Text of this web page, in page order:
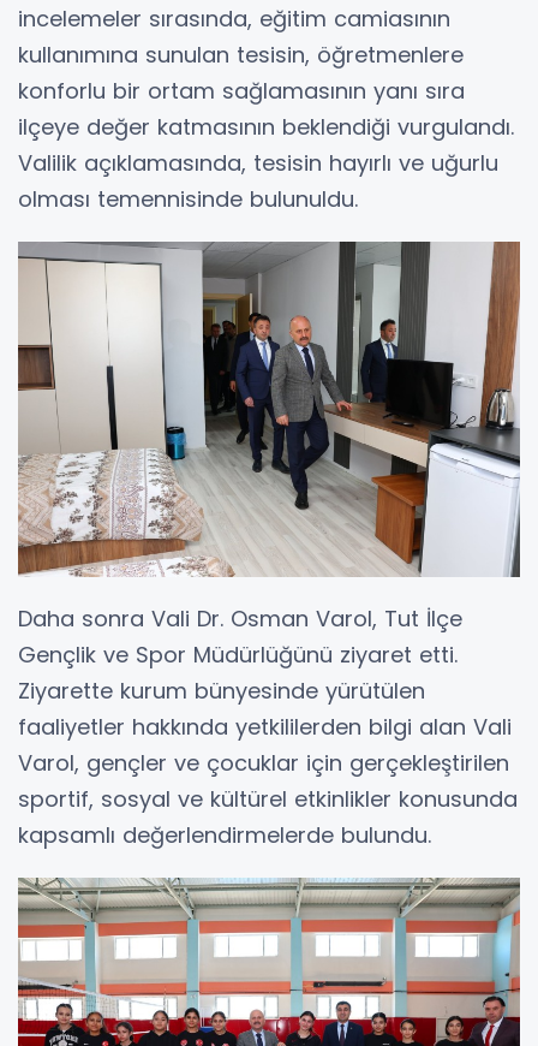
incelemeler sırasında, eğitim camiasının
kullanımına sunulan tesisin, öğretmenlere
konforlu bir ortam sağlamasının yanı sıra
ilçeye değer katmasının beklendiği vurgulandı.
Valilik açıklamasında, tesisin hayırlı ve uğurlu
olması temennisinde bulunuldu.
Daha sonra Vali Dr. Osman Varol, Tut İlçe
Gençlik ve Spor Müdürlüğünü ziyaret etti.
Ziyarette kurum bünyesinde yürütülen
faaliyetler hakkında yetkililerden bilgi alan Vali
Varol, gençler ve çocuklar için gerçekleştirilen
sportif, sosyal ve kültürel etkinlikler konusunda
kapsamlı değerlendirmelerde bulundu.